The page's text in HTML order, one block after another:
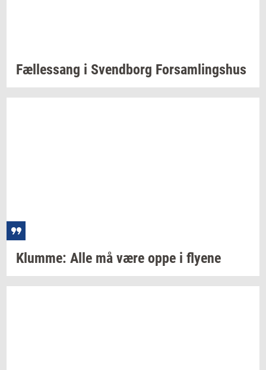
Fæl­les­sang i Svend­borg For­sam­lings­hus
Klum­me: Alle må være oppe i fly­e­ne